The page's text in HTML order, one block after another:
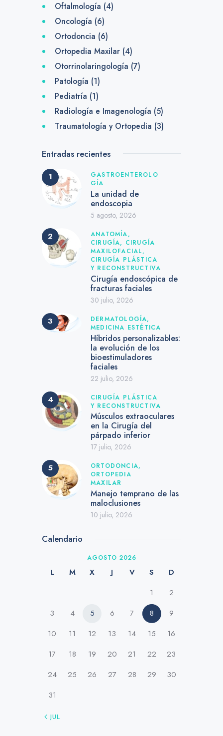
Oftalmología (4)
Oncología (6)
Ortodoncia (6)
Ortopedia Maxilar(4)
Otorrinolaringología (7)
Patología (1)
Pediatría (1)
Radiología e Imagenología (5)
Traumatología y Ortopedia (3)
Entradas recientes
GASTROENTEROLO
GÍA
La unidad de
endoscopia
5 agosto, 2026
ANATOMÍA,
CIRUGÍA, CIRUGÍA
MAXILOFACIAL,
CIRUGÍA PLÁSTICA
Y RECONSTRUCTIVA
Cirugía endoscópica de
fracturas faciales
30 julio, 2026
DERMATOLOGÍA,
MEDICINA ESTÉTICA
Híbridos personalizables:
la evolución de los
bioestimuladores
faciales
22 julio, 2026
CIRUGÍA PLÁSTICA
Y RECONSTRUCTIVA
Músculos extraoculares
en la Cirugía del
párpado inferior
17 julio, 2026
ORTODONCIA,
ORTOPEDIA
MAXILAR
Manejo temprano de las
maloclusiones
10 julio, 2026
Calendario
AGOSTO 2026
L M X J V S
D
1
2
3
4 5 6 7 8
9
10
11 12 13 14 15
16
17
18 19 20 21 22
23
24
25 26 27 28 29
30
31
« JUL